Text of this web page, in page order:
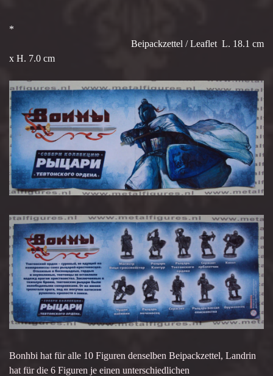
*
Beipackzettel / Leaflet L. 18.1 cm
x H. 7.0 cm
Bonhbi hat für alle 10 Figuren denselben Beipackzettel, Landrin
hat für die 6 Figuren je einen unterschiedlichen